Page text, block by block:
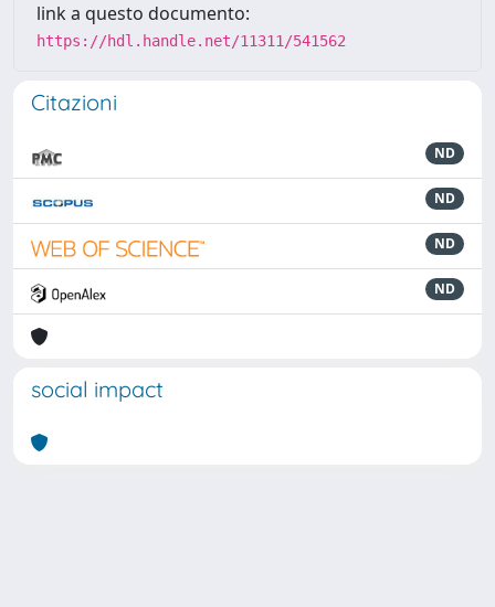
link a questo documento:
https://hdl.handle.net/11311/541562
Citazioni
ND
ND
ND
ND
social impact